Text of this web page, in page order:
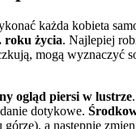
każda kobieta
roku życia. Najlepiej
mogą wyznaczyć
ogląd piersi w lustrze
dotykowe.
a następnie